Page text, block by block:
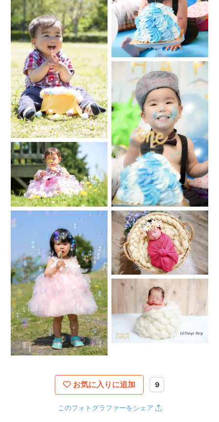
お気に入りに追加 9
このフォトグラファーをシェア